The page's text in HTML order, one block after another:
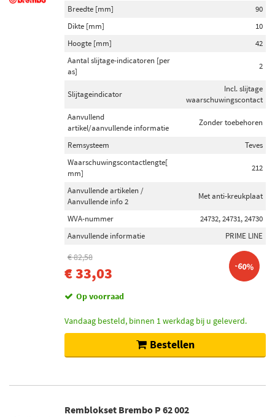
Breedte [mm]
90
Dikte [mm]
10
Hoogte [mm]
42
Aantal slijtage-indicatoren [per
as]
2
Slijtageindicator
Incl. slijtage
waarschuwingscontact
Aanvullend
artikel/aanvullende informatie
Zonder toebehoren
Remsysteem
Teves
Waarschuwingscontactlengte[
mm]
212
Aanvullende artikelen /
Aanvullende info 2
Met anti-kreukplaat
WVA-nummer
24732, 24731, 24730
Aanvullende informatie
PRIME LINE
€ 82,58
€ 33,03 -60%
Op voorraad
Vandaag besteld, binnen 1 werkdag bij u geleverd.
Bestellen
Remblokset Brembo P 62 002